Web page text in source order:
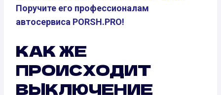
Поручите его профессионалам
автосервиса PORSH.PRO!
КАК ЖЕ
ПРОИСХОДИТ
ВЫКЛЮЧЕНИЕ